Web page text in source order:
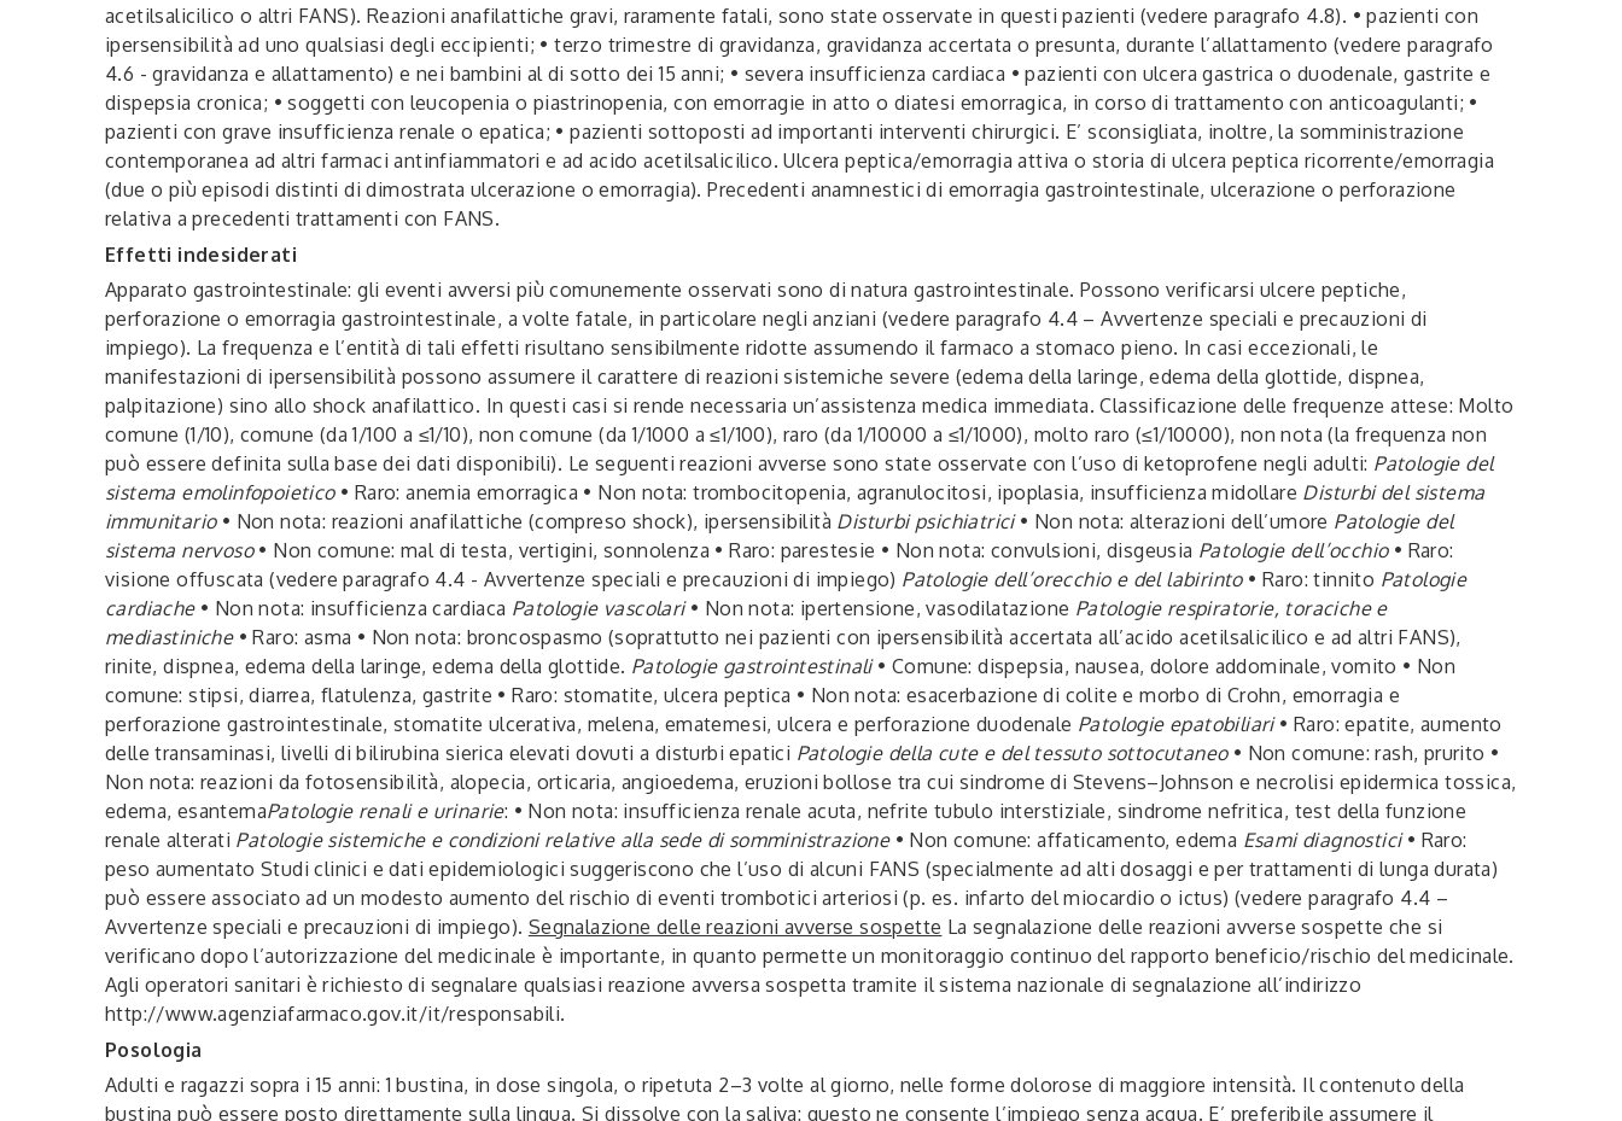
acetilsalicilico o altri FANS). Reazioni anafilattiche gravi, raramente fatali, sono state osservate in questi pazienti (vedere paragrafo 4.8). • pazienti con
ipersensibilità ad uno qualsiasi degli eccipienti; • terzo trimestre di gravidanza, gravidanza accertata o presunta, durante l’allattamento (vedere paragrafo
4.6 - gravidanza e allattamento) e nei bambini al di sotto dei 15 anni; • severa insufficienza cardiaca • pazienti con ulcera gastrica o duodenale, gastrite e
dispepsia cronica; • soggetti con leucopenia o piastrinopenia, con emorragie in atto o diatesi emorragica, in corso di trattamento con anticoagulanti; •
pazienti con grave insufficienza renale o epatica; • pazienti sottoposti ad importanti interventi chirurgici. E’ sconsigliata, inoltre, la somministrazione
contemporanea ad altri farmaci antinfiammatori e ad acido acetilsalicilico. Ulcera peptica/emorragia attiva o storia di ulcera peptica ricorrente/emorragia
(due o più episodi distinti di dimostrata ulcerazione o emorragia). Precedenti anamnestici di emorragia gastrointestinale, ulcerazione o perforazione
relativa a precedenti trattamenti con FANS.
Effetti indesiderati
Apparato gastrointestinale: gli eventi avversi più comunemente osservati sono di natura gastrointestinale. Possono verificarsi ulcere peptiche,
perforazione o emorragia gastrointestinale, a volte fatale, in particolare negli anziani (vedere paragrafo 4.4 – Avvertenze speciali e precauzioni di
impiego). La frequenza e l’entità di tali effetti risultano sensibilmente ridotte assumendo il farmaco a stomaco pieno. In casi eccezionali, le
manifestazioni di ipersensibilità possono assumere il carattere di reazioni sistemiche severe (edema della laringe, edema della glottide, dispnea,
palpitazione) sino allo shock anafilattico. In questi casi si rende necessaria un’assistenza medica immediata. Classificazione delle frequenze attese: Molto
comune (1/10), comune (da 1/100 a ≤1/10), non comune (da 1/1000 a ≤1/100), raro (da 1/10000 a ≤1/1000), molto raro (≤1/10000), non nota (la frequenza non
può essere definita sulla base dei dati disponibili). Le seguenti reazioni avverse sono state osservate con l’uso di ketoprofene negli adulti: Patologie del
sistema emolinfopoietico• Raro: anemia emorragica • Non nota: trombocitopenia, agranulocitosi, ipoplasia, insufficienza midollare Disturbi del sistema
immunitario • Non nota: reazioni anafilattiche (compreso shock), ipersensibilità Disturbi psichiatrici • Non nota: alterazioni dell’umore Patologie del
sistema nervoso • Non comune: mal di testa, vertigini, sonnolenza • Raro: parestesie • Non nota: convulsioni, disgeusia Patologie dell’occhio• Raro:
visione offuscata (vedere paragrafo 4.4 - Avvertenze speciali e precauzioni di impiego) Patologie dell’orecchio e del labirinto • Raro: tinnito Patologie
cardiache • Non nota: insufficienza cardiaca Patologie vascolari • Non nota: ipertensione, vasodilatazione Patologie respiratorie, toraciche e
mediastiniche • Raro: asma • Non nota: broncospasmo (soprattutto nei pazienti con ipersensibilità accertata all’acido acetilsalicilico e ad altri FANS),
rinite, dispnea, edema della laringe, edema della glottide. Patologie gastrointestinali • Comune: dispepsia, nausea, dolore addominale, vomito • Non
comune: stipsi, diarrea, flatulenza, gastrite • Raro: stomatite, ulcera peptica • Non nota: esacerbazione di colite e morbo di Crohn, emorragia e
perforazione gastrointestinale, stomatite ulcerativa, melena, ematemesi, ulcera e perforazione duodenale Patologie epatobiliari• Raro: epatite, aumento
delle transaminasi, livelli di bilirubina sierica elevati dovuti a disturbi epatici Patologie della cute e del tessuto sottocutaneo • Non comune: rash, prurito •
Non nota: reazioni da fotosensibilità, alopecia, orticaria, angioedema, eruzioni bollose tra cui sindrome di Stevens–Johnson e necrolisi epidermica tossica,
edema, esantemaPatologie renali e urinarie: • Non nota: insufficienza renale acuta, nefrite tubulo interstiziale, sindrome nefritica, test della funzione
renale alterati Patologie sistemiche e condizioni relative alla sede di somministrazione • Non comune: affaticamento, edema Esami diagnostici• Raro:
peso aumentato Studi clinici e dati epidemiologici suggeriscono che l’uso di alcuni FANS (specialmente ad alti dosaggi e per trattamenti di lunga durata)
può essere associato ad un modesto aumento del rischio di eventi trombotici arteriosi (p. es. infarto del miocardio o ictus) (vedere paragrafo 4.4 –
Avvertenze speciali e precauzioni di impiego). Segnalazione delle reazioni avverse sospette La segnalazione delle reazioni avverse sospette che si
verificano dopo l’autorizzazione del medicinale è importante, in quanto permette un monitoraggio continuo del rapporto beneficio/rischio del medicinale.
Agli operatori sanitari è richiesto di segnalare qualsiasi reazione avversa sospetta tramite il sistema nazionale di segnalazione all’indirizzo
http://www.agenziafarmaco.gov.it/it/responsabili.
Posologia
Adulti e ragazzi sopra i 15 anni: 1 bustina, in dose singola, o ripetuta 2–3 volte al giorno, nelle forme dolorose di maggiore intensità. Il contenuto della
bustina può essere posto direttamente sulla lingua. Si dissolve con la saliva: questo ne consente l’impiego senza acqua. E’ preferibile assumere il